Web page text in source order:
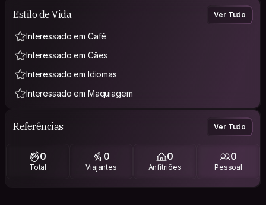
Estilo de Vida Ver Tudo
Interessado em Café
Interessado em Cães
Interessado em Idiomas
Interessado em Maquiagem
Referências Ver Tudo
0
Total
0
Viajantes
0
Anfitriões
0
Pessoal